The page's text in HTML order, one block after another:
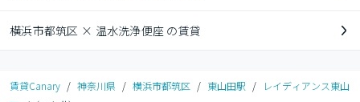
横浜市都筑区 × 温水洗浄便座 の賃貸
賃貸Canary / 神奈川県 / 横浜市都筑区 / 東山田駅 /
レイディアンス東山